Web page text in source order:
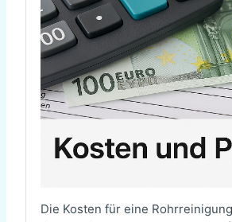
Die Kosten für eine